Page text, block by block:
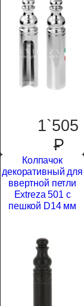
1`505
P
Колпачок
декоративный для
ввертной петли
Extreza 501 с
пешкой D14 мм